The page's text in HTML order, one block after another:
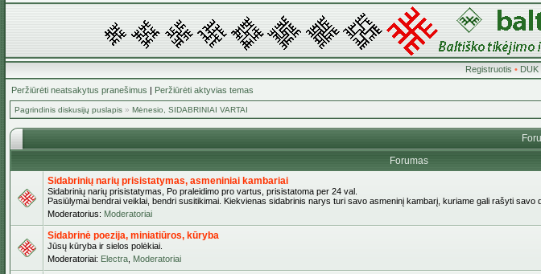
Registruotis • DUK
Peržiūrėti neatsakytus pranešimus | Peržiūrėti aktyvias temas
Pagrindinis diskusijų puslapis » Mėnesio, SIDABRINIAI VARTAI
Forumas
Sidabrinių narių prisistatymas, asmeniniai kambariai
Sidabrinių narių prisistatymas, Po praleidimo pro vartus, prisistatoma per 24 val.
Pasiūlymai bendrai veiklai, bendri susitikimai. Kiekvienas sidabrinis narys turi savo asmeninį kambarį, kuriame gali rašyti savo
Moderatorius: Moderatoriai
Sidabrinė poezija, miniatiūros, kūryba
Jūsų kūryba ir sielos polėkiai.
Moderatoriai: Electra Moderatoriai